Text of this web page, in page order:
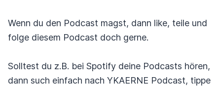
Wenn du den Podcast magst, dann like, teile und
folge diesem Podcast doch gerne.
Solltest du z.B. bei Spotify deine Podcasts hören,
dann such einfach nach YKAERNE Podcast, tippe